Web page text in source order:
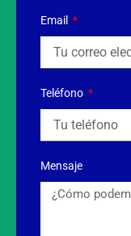
Email
Teléfono
Mensaje